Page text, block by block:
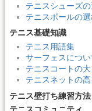
テニスシューズ
テニスボールの
テニス基礎知識
テニス用語集
サーフェスについ
テニスコートの
テニスネットの
テニス壁打ち練習方法